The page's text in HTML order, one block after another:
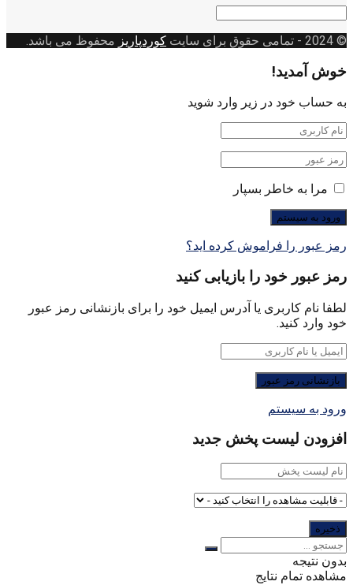
دسته
© 2024
- تمامی حقوق برای سایت کوردپاریز محفوظ می باشد.
خوش آمدید!
به حساب خود در زیر وارد شوید
مرا به خاطر بسپار
رمز عبور را فراموش کرده اید؟
رمز عبور خود را بازیابی کنید
لطفا نام کاربری یا آدرس ایمیل خود را برای بازنشانی رمز عبور
خود وارد کنید.
ورود به سیستم
افزودن لیست پخش جدید
بدون نتیجه
مشاهده تمام نتایج